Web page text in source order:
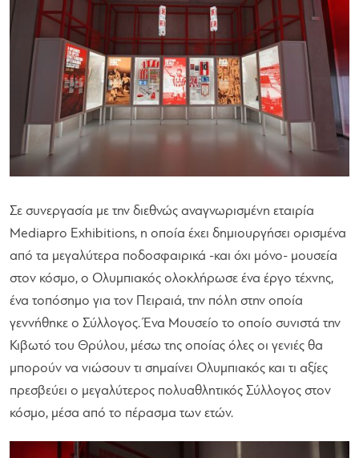
Σε συνεργασία με την διεθνώς αναγνωρισμένη εταιρία
Mediapro Exhibitions, η οποία έχει δημιουργήσει ορισμένα
από τα μεγαλύτερα ποδοσφαιρικά -και όχι μόνο- μουσεία
στον κόσμο, ο Ολυμπιακός ολοκλήρωσε ένα έργο τέχνης,
ένα τοπόσημο για τον Πειραιά, την πόλη στην οποία
γεννήθηκε ο Σύλλογος. Ένα Μουσείο το οποίο συνιστά την
Κιβωτό του Θρύλου, μέσω της οποίας όλες οι γενιές θα
μπορούν να νιώσουν τι σημαίνει Ολυμπιακός και τι αξίες
πρεσβεύει ο μεγαλύτερος πολυαθλητικός Σύλλογος στον
κόσμο, μέσα από το πέρασμα των ετών.